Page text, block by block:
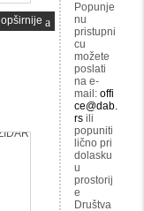
opširnije
Popunje
nu
pristupni
cu
možete
poslati
na e-
mail: offi
ce@dab.
rsili
popuniti
lično pri
dolasku
u
prostorij
e
Društva